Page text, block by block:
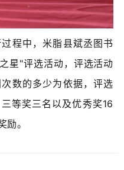
程中，米脂县斌丞图书
星"评选活动，评选活动
数的多少为依据，评选
等奖三名以及优秀奖16
。